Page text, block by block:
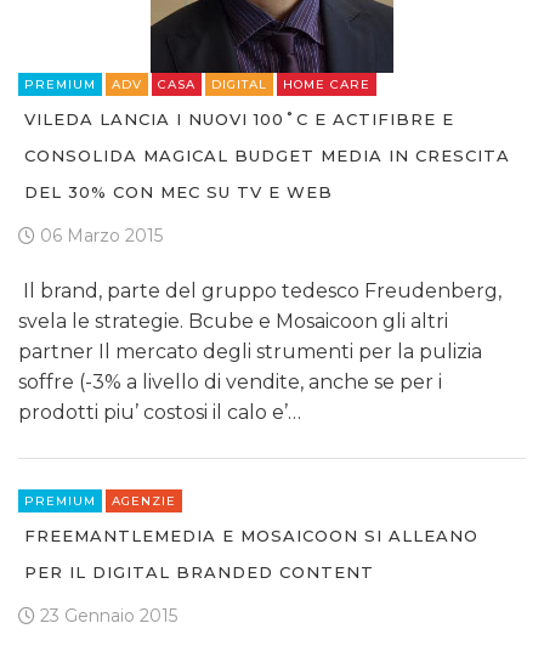
PREMIUM ADV CASA DIGITAL HOME CARE
VILEDA LANCIA I NUOVI 100˚C E ACTIFIBRE E
CONSOLIDA MAGICAL BUDGET MEDIA IN CRESCITA
DEL 30% CON MEC SU TV E WEB
06 Marzo 2015
Il brand, parte del gruppo tedesco Freudenberg,
svela le strategie. Bcube e Mosaicoon gli altri
partner Il mercato degli strumenti per la pulizia
soffre (-3% a livello di vendite, anche se per i
prodotti piu’ costosi il calo e’…
PREMIUM AGENZIE
FREEMANTLEMEDIA E MOSAICOON SI ALLEANO
PER IL DIGITAL BRANDED CONTENT
23 Gennaio 2015